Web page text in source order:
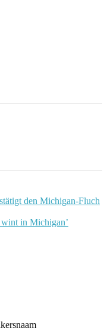
den Michigan-Fluch
in Michigan’